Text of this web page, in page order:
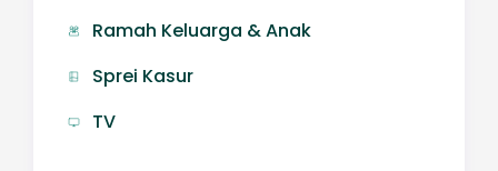
Ramah Keluarga & Anak
Sprei Kasur
TV